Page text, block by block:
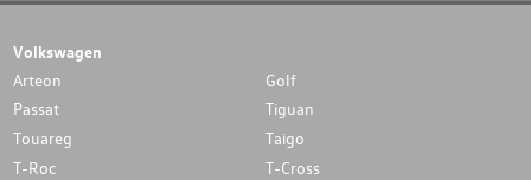
Volkswagen
Arteon
Golf
Passat
Tiguan
Touareg
Taigo
T-Roc
T-Cross